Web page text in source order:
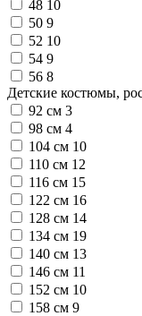
48 10
50 9
52 10
54 9
56 8
Детские костюмы,
92 см 3
98 см 4
104 см 10
110 см 12
116 см 15
122 см 16
128 см 14
134 см 19
140 см 13
146 см 11
152 см 10
158 см 9